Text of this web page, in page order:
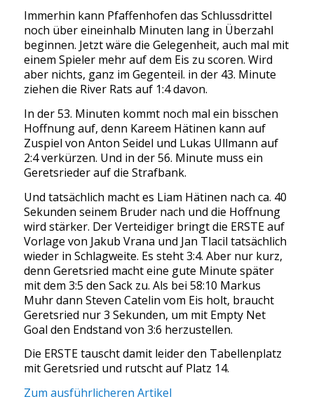
Immerhin kann Pfaffenhofen das Schlussdrittel
noch über eineinhalb Minuten lang in Überzahl
beginnen. Jetzt wäre die Gelegenheit, auch mal mit
einem Spieler mehr auf dem Eis zu scoren. Wird
aber nichts, ganz im Gegenteil. in der 43. Minute
ziehen die River Rats auf 1:4 davon.
In der 53. Minuten kommt noch mal ein bisschen
Hoffnung auf, denn Kareem Hätinen kann auf
Zuspiel von Anton Seidel und Lukas Ullmann auf
2:4 verkürzen. Und in der 56. Minute muss ein
Geretsrieder auf die Strafbank.
Und tatsächlich macht es Liam Hätinen nach ca. 40
Sekunden seinem Bruder nach und die Hoffnung
wird stärker. Der Verteidiger bringt die ERSTE auf
Vorlage von Jakub Vrana und Jan Tlacil tatsächlich
wieder in Schlagweite. Es steht 3:4. Aber nur kurz,
denn Geretsried macht eine gute Minute später
mit dem 3:5 den Sack zu. Als bei 58:10 Markus
Muhr dann Steven Catelin vom Eis holt, braucht
Geretsried nur 3 Sekunden, um mit Empty Net
Goal den Endstand von 3:6 herzustellen.
Die ERSTE tauscht damit leider den Tabellenplatz
mit Geretsried und rutscht auf Platz 14.
Zum ausführlicheren Artikel